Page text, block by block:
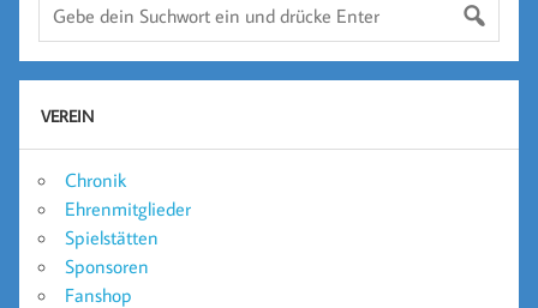
VEREIN
Chronik
Ehrenmitglieder
Spielstätten
Sponsoren
Fanshop